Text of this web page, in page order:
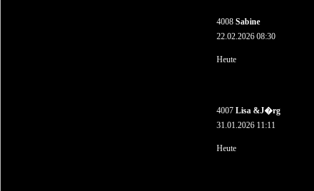
4008 Sabine
22.02.2026 08:30
Heute
4007 Lisa &J�rg
31.01.2026 11:11
Heute